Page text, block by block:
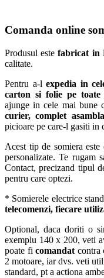
Comanda online
Produsul estefabricat in
calitate.
Pentru a-l expedia in
carton si folie pe toate
ajunge in cele mai
curier, complet
picioare pe care-l gasiti in
Acest tip de somiera
personalizate. Te rugam
Contact, precizand tipul
pentru care optezi.
* Somierele electrice
telecomenzi, fiecare
Optional, daca doriti o
exemplu 140 x 200, veti
poate ficomandat contra
2 motoare, iar dvs. veti
standard, pt a actiona